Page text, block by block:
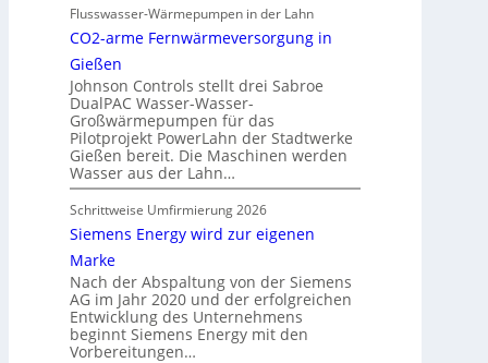
Flusswasser-Wärmepumpen in der Lahn
CO2-arme Fernwärmeversorgung in
Gießen
Johnson Controls stellt drei Sabroe
DualPAC Wasser-Wasser-
Großwärmepumpen für das
Pilotprojekt PowerLahn der Stadtwerke
Gießen bereit. Die Maschinen werden
Wasser aus der Lahn…
Schrittweise Umfirmierung 2026
Siemens Energy wird zur eigenen
Marke
Nach der Abspaltung von der Siemens
AG im Jahr 2020 und der erfolgreichen
Entwicklung des Unternehmens
beginnt Siemens Energy mit den
Vorbereitungen…